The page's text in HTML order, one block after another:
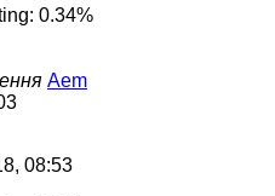
0.34%
Aem
08:53